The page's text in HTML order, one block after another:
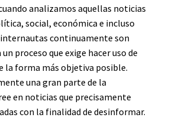
analizamos aquellas noticias
social, económica e incluso
internautas continuamente son
proceso que exige hacer uso de
la forma más objetiva posible.
una gran parte de la
en noticias que precisamente
con la finalidad de desinformar.